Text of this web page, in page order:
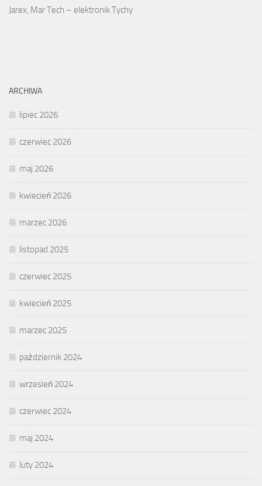
Jarex, Mar Tech – elektronik Tychy
ARCHIWA
lipiec 2026
czerwiec 2026
maj 2026
kwiecień 2026
marzec 2026
listopad 2025
czerwiec 2025
kwiecień 2025
marzec 2025
październik 2024
wrzesień 2024
czerwiec 2024
maj 2024
luty 2024